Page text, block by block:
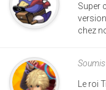
Super
chez
Le roi